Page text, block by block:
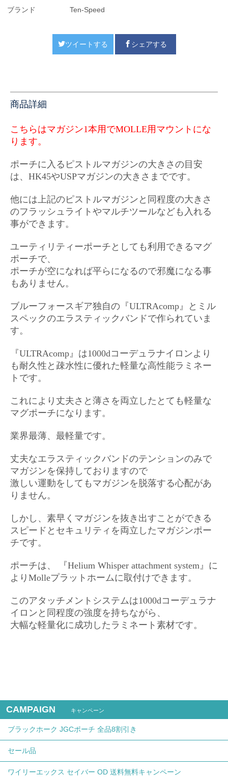
ブランド Ten-Speed
ツイートする シェアする
商品詳細
こちらはマガジン1本用でMOLLE用マウントにな
ります。
ポーチに入るピストルマガジンの大きさの目安
は、HK45やUSPマガジンの大きさまでです。
他には上記のピストルマガジンと同程度の大きさ
のフラッシュライトやマルチツールなども入れる
事ができます。
ユーティリティーポーチとしても利用できるマグ
ポーチで、
ポーチが空になれば平らになるので邪魔になる事
もありません。
ブルーフォースギア独自の『ULTRAcomp』とミル
スペックのエラスティックバンドで作られていま
す。
『ULTRAcomp』は1000dコーデュラナイロンより
も耐久性と疎水性に優れた軽量な高性能ラミネー
トです。
これにより丈夫さと薄さを両立したとても軽量な
マグポーチになります。
業界最薄、最軽量です。
丈夫なエラスティックバンドのテンションのみで
マガジンを保持しておりますので
激しい運動をしてもマガジンを脱落する心配があ
りません。
しかし、素早くマガジンを抜き出すことができる
スピードとセキュリティを両立したマガジンポー
チです。
ポーチは、 『Helium Whisper attachment system』に
よりMolleプラットホームに取付けできます。
このアタッチメントシステムは1000dコーデュラナ
イロンと同程度の強度を持ちながら、
大幅な軽量化に成功したラミネート素材です。
CAMPAIGN キャンペーン
ブラックホーク JGCポーチ 全品8割引き
セール品
ワイリーエックス セイバー OD 送料無料キャンペーン